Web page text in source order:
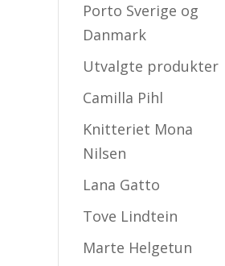
Porto Sverige og
Danmark
Utvalgte produkter
Camilla Pihl
Knitteriet Mona
Nilsen
Lana Gatto
Tove Lindtein
Marte Helgetun